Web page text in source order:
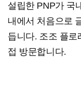
설립한 PNP가 국
내에서 처음으로
듭니다. 조조 플로
접 방문합니다.